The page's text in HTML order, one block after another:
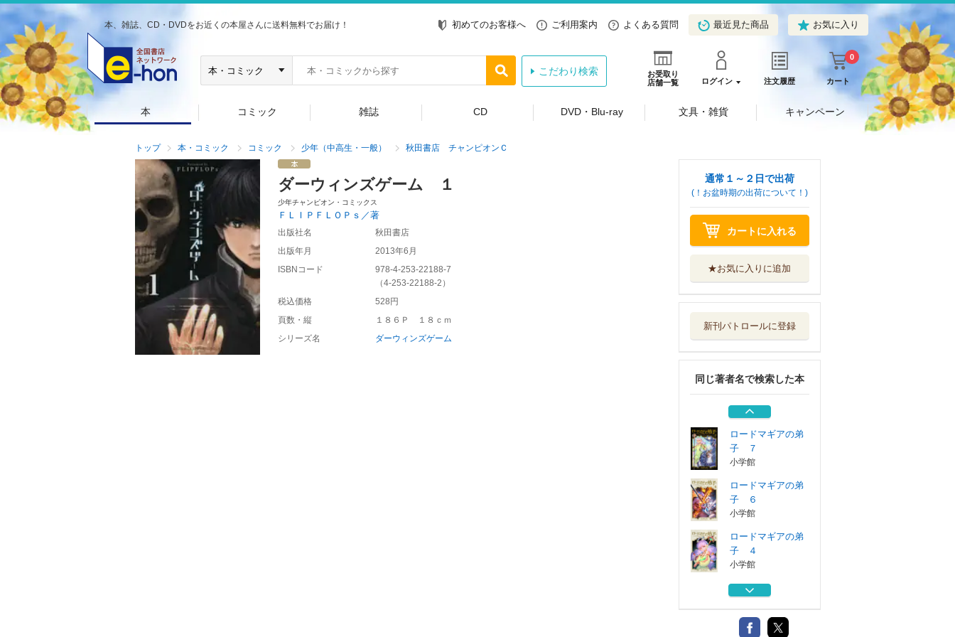
本、雑誌、CD・DVDをお近くの本屋さんに送料無料でお届け！ 初めてのお客様へ ご利用案内 よくある質問 最近見た商品 お気に入り
お受取り
店舗一覧
ログイン 注文履歴 カート
0
こだわり検索
本 コミック 雑誌 CD DVD・Blu-ray 文具・雑貨 キャンペーン
トップ 本・コミック コミック 少年（中高生・一般） 秋田書店 チャンピオンＣ
ダーウィンズゲーム １
少年チャンピオン・コミックス
ＦＬＩＰＦＬＯＰｓ／著
出版社名
秋田書店
出版年月
2013年6月
ISBNコード
978-4-253-22188-7
（4-253-22188-2 ）
税込価格
528円
頁数・縦
１８６Ｐ １８ｃｍ
シリーズ名
ダーウィンズゲーム
通常１～２日で出荷
(！お盆時期の出荷について！)
カートに入れる
★お気に入りに追加
新刊パトロールに登録
同じ著者名で検索した本
ロードマギアの弟
子 ４
ロードマギアの弟
小学館
ロードマギアの弟
子 ２
小学館
ロードマギアの弟
子 ７
小学館
ロードマギアの弟
子 ６
小学館
ロードマギアの弟
子 ４
小学館
ロードマギアの弟
小学館